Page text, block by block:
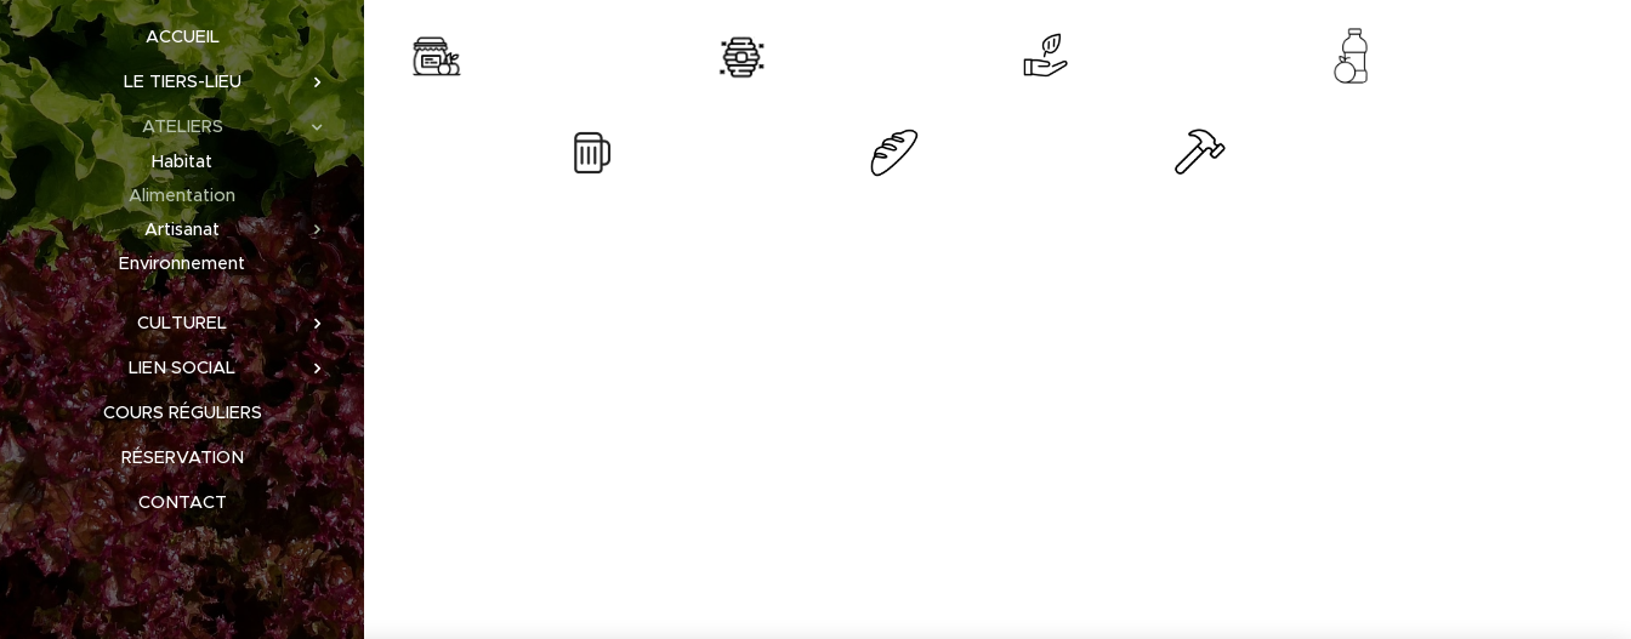
ACCUEIL
LE TIERS-LIEU
ATELIERS
Habitat
Alimentation
Artisanat
Environnement
CULTUREL
LIEN SOCIAL
COURS RÉGULIERS
RÉSERVATION
CONTACT